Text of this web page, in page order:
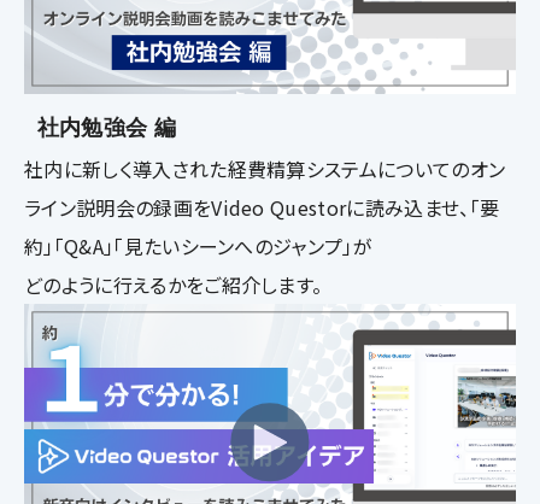
社内勉強会 編
社内に新しく導入された経費精算システムについてのオン
ライン説明会の録画をVideo Questorに読み込ませ、「要
約」「Q&A」「見たいシーンへのジャンプ」が
どのように行えるかをご紹介します。